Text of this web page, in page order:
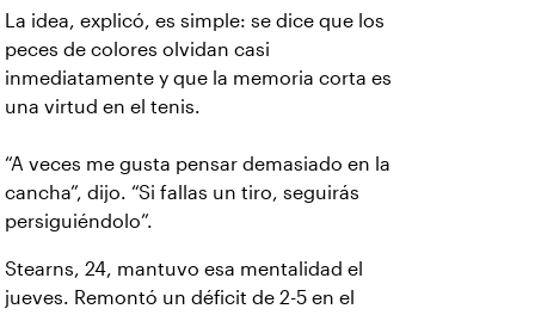
La idea, explicó, es simple: se dice que los
peces de colores olvidan casi
inmediatamente y que la memoria corta es
una virtud en el tenis.
“A veces me gusta pensar demasiado en la
cancha”, dijo. “Si fallas un tiro, seguirás
persiguiéndolo”.
Stearns, 24, mantuvo esa mentalidad el
jueves. Remontó un déficit de 2-5 en el